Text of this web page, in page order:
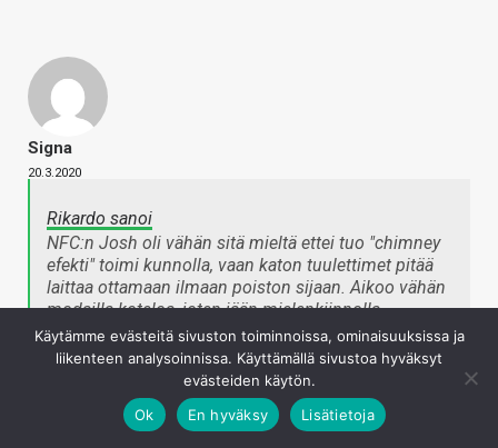
Signa
20.3.2020
Rikardo sanoi
NFC:n Josh oli vähän sitä mieltä ettei tuo "chimney
efekti" toimi kunnolla, vaan katon tuulettimet pitää
laittaa ottamaan ilmaan poiston sijaan. Aikoo vähän
modailla koteloa, joten jään mielenkiinnolla
odottamaan.
Käytämme evästeitä sivuston toiminnoissa, ominaisuuksissa ja
liikenteen analysoinnissa. Käyttämällä sivustoa hyväksyt
evästeiden käytön.
Ok
En hyväksy Lisätietoja